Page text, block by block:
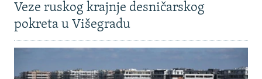
Veze ruskog krajnje desničarskog
pokreta u Višegradu